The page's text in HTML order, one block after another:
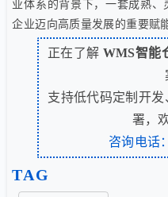
业体系的背景下，一套成熟
企业迈向高质量发展的重要赋
正在了解 WMS智能
支持低代码定制开
署，
咨询电话
TAG